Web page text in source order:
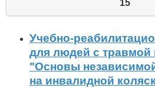
15
Учебно-
для людей с травмой
"Основы
на инвалидной